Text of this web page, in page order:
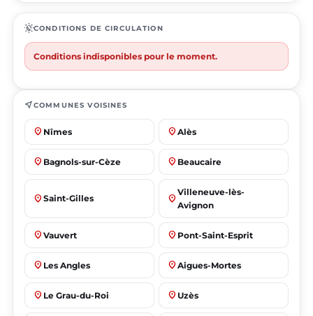
routineCONDITIONS DE CIRCULATION
Conditions indisponibles pour le moment.
near_meCOMMUNES VOISINES
place Nîmes place Alès
place Bagnols-sur-Cèze place Beaucaire
place Saint-Gilles place
Villeneuve-lès-
Avignon
place Vauvert place Pont-Saint-Esprit
place Les Angles place Aigues-Mortes
place Le Grau-du-Roi place Uzès